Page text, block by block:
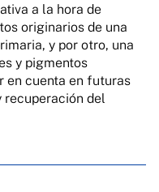
a la hora de
originarios de una
y por otro, una
y pigmentos
en cuenta en futuras
recuperación del